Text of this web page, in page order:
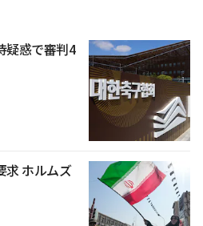
疑惑で審判4
求 ホルムズ